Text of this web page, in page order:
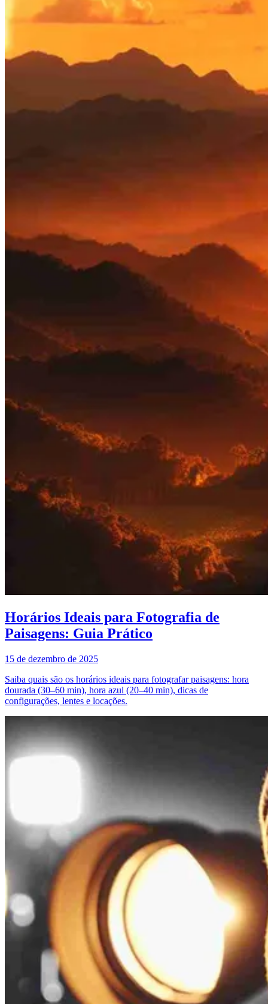
Horários Ideais para Fotografia de
Paisagens: Guia Prático
15 de dezembro de 2025
Saiba quais são os horários ideais para fotografar paisagens: hora
dourada (30–60 min), hora azul (20–40 min), dicas de
configurações, lentes e locações.